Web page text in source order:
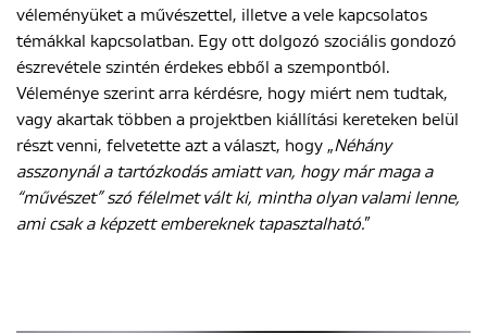
véleményüket a művészettel, illetve a vele kapcsolatos
témákkal kapcsolatban. Egy ott dolgozó szociális gondozó
észrevétele szintén érdekes ebből a szempontból.
Véleménye szerint arra kérdésre, hogy miért nem tudtak,
vagy akartak többen a projektben kiállítási kereteken belül
részt venni, felvetette azt a választ, hogy „Néhány
asszonynál a tartózkodás amiatt van, hogy már maga a
“művészet” szó félelmet vált ki, mintha olyan valami lenne,
ami csak a képzett embereknek tapasztalható.”